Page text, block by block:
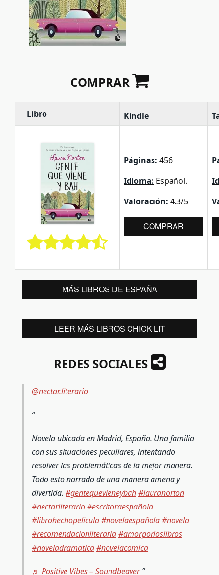
COMPRAR
Libro Kindle
Páginas: 456
Idioma: Español.
Valoración: 4.3/5
COMPRAR
MÁS LIBROS DE ESPAÑA
LEER MÁS LIBROS CHICK LIT
REDES SOCIALES
@nectar.literario
Novela ubicada en Madrid, España. Una familia
con sus situaciones peculiares, intentando
resolver las problemáticas de la mejor manera.
Todo esto narrado de una manera amena y
divertida. #gentequevieneybah#lauranorton
#nectarliterario#escritoraespañola
#librohechopelicula#novelaespañola#novela
#recomendacionliteraria#amorporloslibros
#noveladramatica#novelacomica
♬ Positive Vibes – Soundbeaver